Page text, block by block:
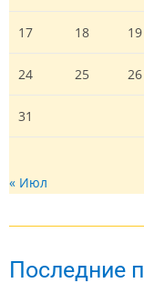
17 18 19
24 25 26
31
« Июл
Последние